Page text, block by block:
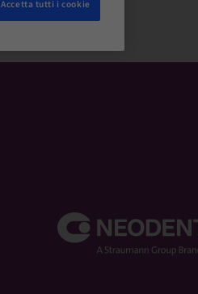
Accetta tutti i cookie